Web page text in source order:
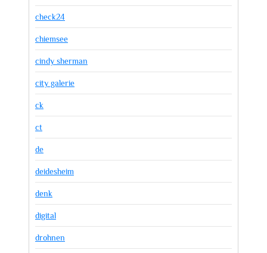
check24
chiemsee
cindy sherman
city galerie
ck
ct
de
deidesheim
denk
digital
drohnen